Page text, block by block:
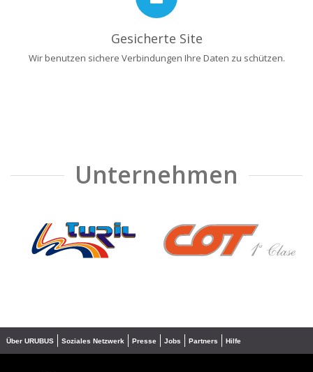
Gesicherte Site
Wir benutzen sichere Verbindungen Ihre Daten zu schützen.
Unternehmen
❮ ❯
Über URUBUS Soziales Netzwerk Presse Jobs Partners Hilfe